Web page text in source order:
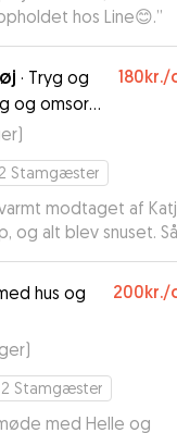
været meget glade for opholdet hos Line😊.”
· Tryg og
og omsorg
180kr./
)
2 Stamgæster
modtaget af
mand begynde.
af gåture og lege i
bestyrelse.
nok mad. Dette
hus og
200kr./
)
2 Stamgæster
med Helle og